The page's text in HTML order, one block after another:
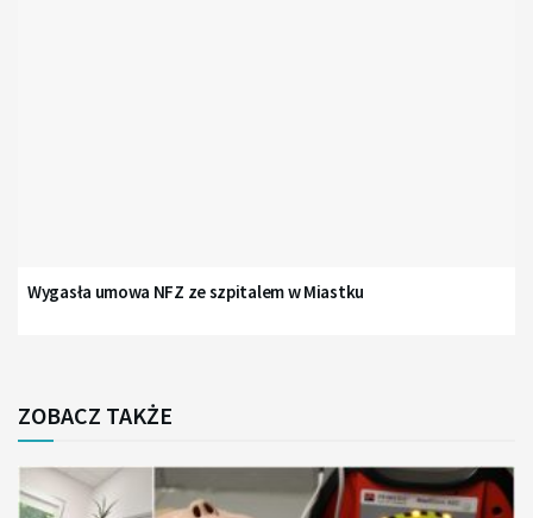
Wygasła umowa NFZ ze szpitalem w Miastku
ZOBACZ TAKŻE